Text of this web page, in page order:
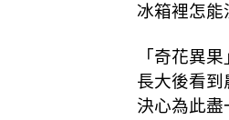
冰箱裡怎能
「奇花異
長大後看到
決心為此盡